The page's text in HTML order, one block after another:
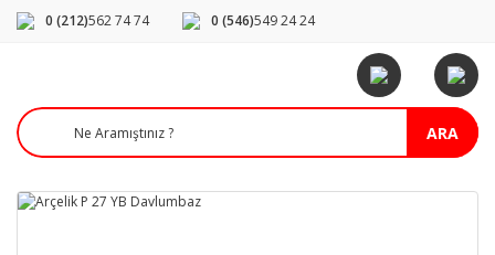
0 (212)562 74 74 0 (546)549 24 24
ARA